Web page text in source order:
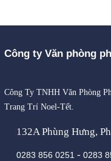
Công ty Văn phòng
Công Ty TNHH Văn Phòng
Trang Trí Noel-Tết.
132A Phùng Hưng,
0283 856 0251 - 0283